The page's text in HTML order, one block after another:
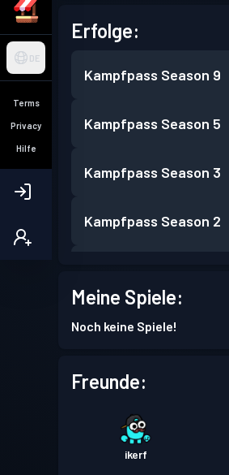
DE
Terms
Privacy
Hilfe
Erfolge:
Kampfpass Season 9
Kampfpass Season 5
Kampfpass Season 3
Kampfpass Season 2
Meine Spiele:
Noch keine Spiele!
Freunde:
ikerf